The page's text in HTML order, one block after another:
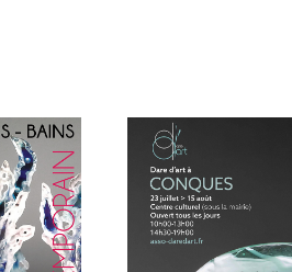
2017 CONQUES 2022